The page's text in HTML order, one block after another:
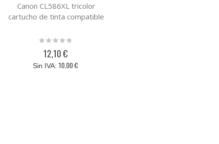
Canon CL586XL tricolor
cartucho de tinta compatible
Rating:
12,10 €
10,00 €